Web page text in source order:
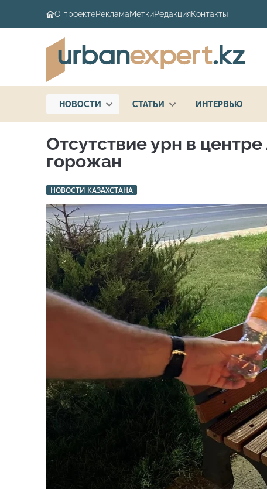
О проектеРекламаМеткиРедакцияКонтакты
НОВОСТИ СТАТЬИ ИНТЕРВЬЮ
Отсутствие урн в
горожан
НОВОСТИ КАЗАХСТАНА